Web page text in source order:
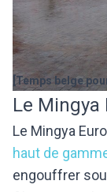
[Temps belge
Le Mingya
Le Mingya
haut de
engouffrer